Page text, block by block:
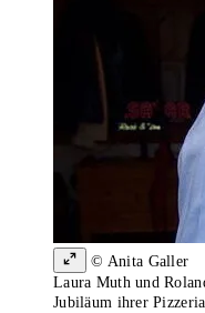
© Anita Galler
Laura Muth und
Jubiläum ihrer